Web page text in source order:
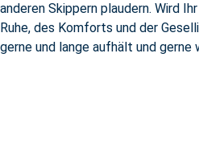
anderen Skippern plaudern. Wird
Ruhe, des Komforts und der
gerne und lange aufhält und gerne